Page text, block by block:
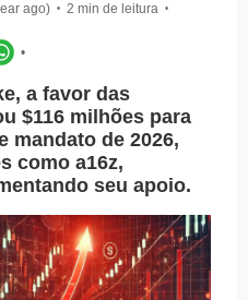
ago) • 2 min de leitura •
•
a favor das
$116 milhões para
mandato de 2026,
como a16z,
seu apoio.